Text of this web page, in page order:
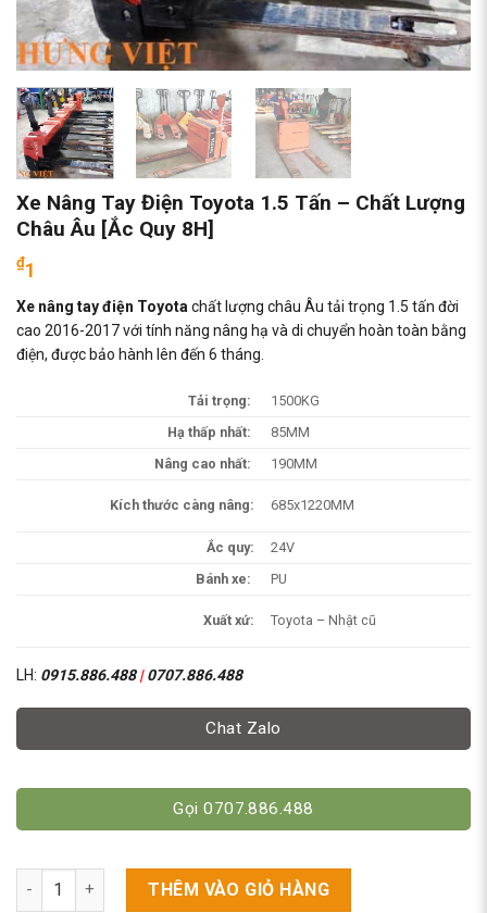
Xe Nâng Tay Điện Toyota 1.5 Tấn – Chất Lượng
Châu Âu [Ắc Quy 8H]
₫1
Xe nâng tay điện Toyotachất lượng châu Âu tải trọng 1.5 tấn đời
cao 2016-2017 với tính năng nâng hạ và di chuyển hoàn toàn bằng
điện, được bảo hành lên đến 6 tháng.
Tải trọng:
1500KG
Hạ thấp nhất:
85MM
Nâng cao nhất:
190MM
Kích thước càng nâng: 685x1220MM
Ắc quy:
24V
Bánh xe:
PU
Xuất xứ: Toyota – Nhật cũ
LH: 0915.886.488|0707.886.488
Chat Zalo
Gọi 0707.886.488
Xe Nâng Tay Điện Toyota 1.5 Tấn - Chất Lượng Châu Âu [Ắc
THÊM VÀO GIỎ HÀNG